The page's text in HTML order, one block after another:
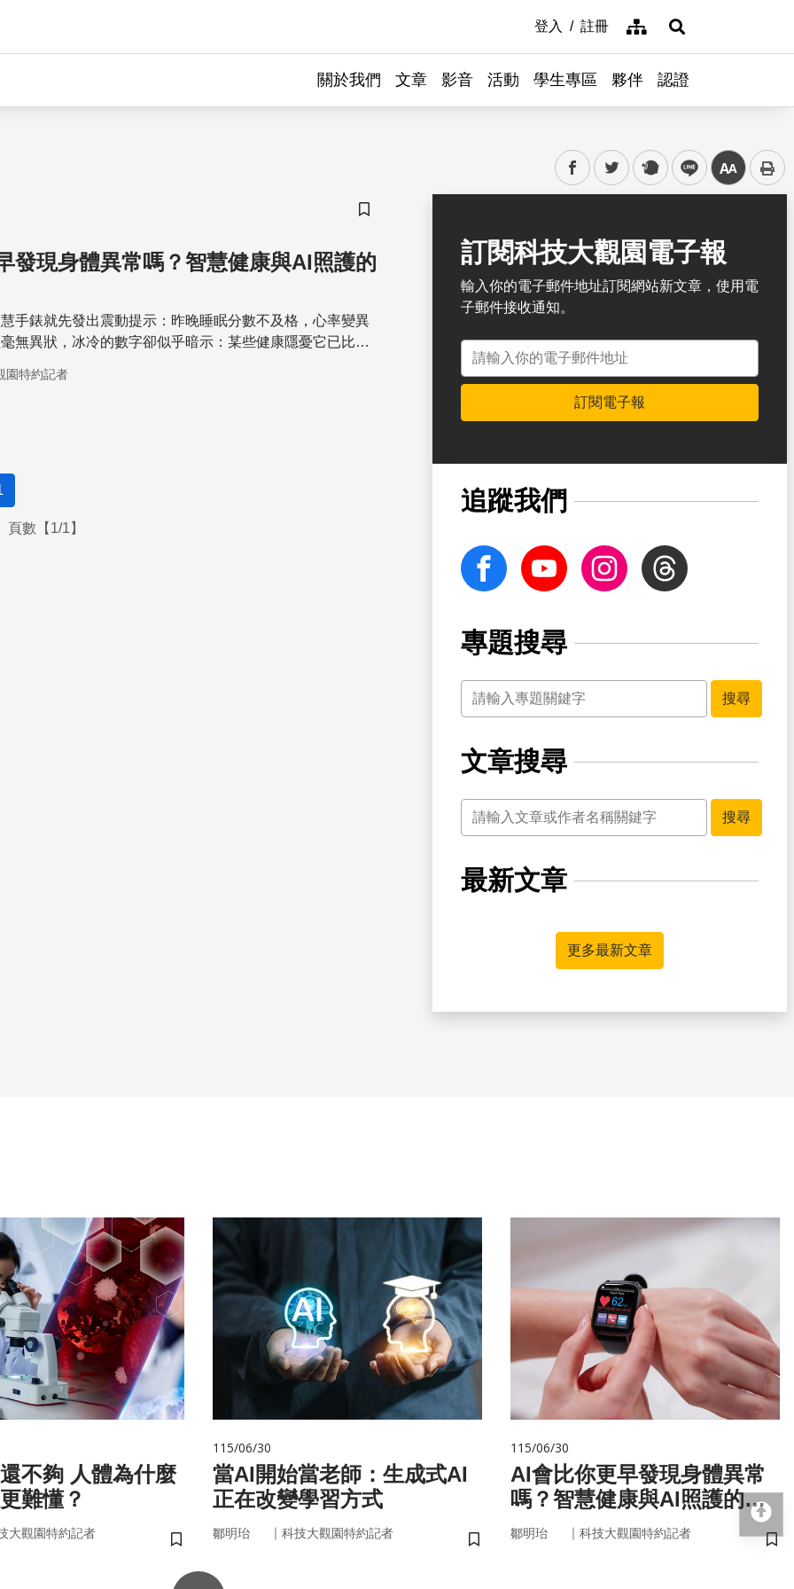
登入 註冊 網站導覽展開搜尋
關於我們 文章 影音 活動 學生專區 夥伴 認證
facebooktwitter plurk line 中
儲存書籤
發現身體異常嗎？智慧健康與AI照護的
手錶就先發出震動提示：昨晚睡眠分數不及格，心率變異
無異狀，冰冷的數字卻似乎暗示：某些健康隱憂它已比你
園特約記者
數【1/1】
訂閱科技大觀園電子報
輸入你的電子郵件地址訂閱網站新文章，使用電
子郵件接收通知。
電子郵件地址
訂閱電子報
追蹤我們
facebook Youtube InstagramThreads
專題搜尋
關鍵字
搜尋
文章搜尋
關鍵字
搜尋
最新文章
更多最新文章
體為什麼
難懂？
大觀園特約記者
儲存書籤
115/06/30
當AI開始當老師：生成式AI
正在改變學習方式
鄒明珆 ｜ 科技大觀園特約記者
儲存書籤
115/06/30
AI會比你更早發現身體異常
嗎？智慧健康與AI照護的未
來
鄒明珆 ｜ 科技大觀園特約記者
儲
回